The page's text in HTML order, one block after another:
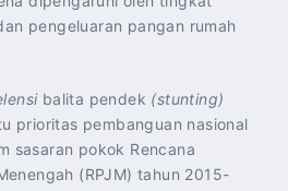
pengeluaran pangan rumah
balita pendek (stunting)
prioritas pembanguan nasional
sasaran pokok Rencana
(RPJM) tahun 2015-